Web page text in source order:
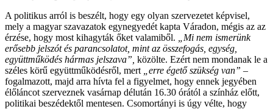
A politikus arról is beszélt, hogy egy olyan szervezetet képvisel,
mely a magyar szavazatok egynegyedét kapta Váradon, mégis az az
érzése, hogy most kihagyták őket valamiből.
„Mi nem ismerünk
erősebb jelszót és parancsolatot, mint az összefogás, egység,
együttműködés hármas jelszava”, közölte. Ezért nem mondanak le a
széles körű együttműködésről, mert „erre égető szükség van” –
fogalmazott, majd arra hívta fel a figyelmet, hogy ennek jegyében
élőláncot szerveznek vasárnap délután 16.30 órától a színház előtt,
politikai beszédektől mentesen. Csomortányi is úgy vélte, hogy